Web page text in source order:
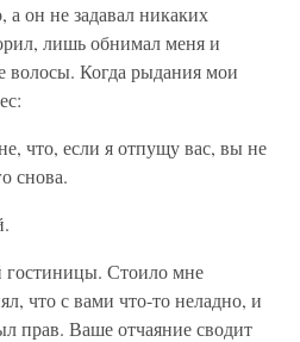
а он не задавал никаких
лишь обнимал меня и
волосы. Когда рыдания мои
что, если я отпущу вас, вы не
снова.
гостиницы. Стоило мне
что с вами что-то неладно, и
прав. Ваше отчаяние сводит